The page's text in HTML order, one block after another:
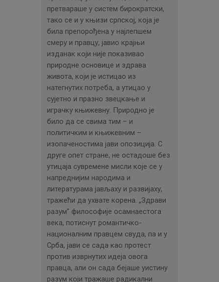
претвараше у систем бирократски,
тако се и у књизи српској, која је
била препорођена у најлепшем
смеру и правцу, јавио крајњи
изданак који није показивао
природне основице и здрава
живота, који је истицао из
натегнутих потреба, а утицао у
сујетно и празно звецкање и
играчку књижевну. Природно је
било да се свима тим – и
политичким и књижевним –
изопаченостима јави опозиција. С
друге опет стране, не остадоше без
утицаја сувремене мисли које се у
напреднијим народима и
литературама јављаху и развијаху,
тражећи да ухвате корена. „Здрави
разум” философије осамнаестога
века, потиснут романтичко-
националним правцем свуда, па и у
Срба, јави се сада као протест
против изврнутих идеја овога
правца, али он сада бејаше уистину
разум који тражаше радикални